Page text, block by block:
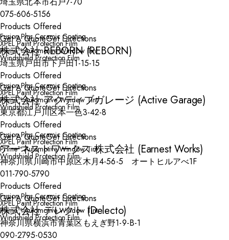
075-606-5156
Products Offered
Fusion Plus Ceramic Coating
XPEL Paint Protection Film
Prime™ Automotive Window Tint
Windshield Protection Film
Get A QuoteGet Directions
株式会社 REBORN (REBORN)
埼玉県戸田市下戸田1-15-15
Products Offered
Fusion Plus Ceramic Coating
XPEL Paint Protection Film
Prime™ Automotive Window Tint
Windshield Protection Film
Get A QuoteGet Directions
株式会社 アクティブガレージ (Active Garage)
東京都江戸川区本一色3-42-8
Products Offered
Fusion Plus Ceramic Coating
XPEL Paint Protection Film
Prime™ Automotive Window Tint
Windshield Protection Film
Get A QuoteGet Directions
アーネストワークス 株式会社 (Earnest Works)
神奈川県川崎市中原区木月4-56-5 オートヒルアべ1F
011-790-5790
Products Offered
Fusion Plus Ceramic Coating
XPEL Paint Protection Film
Prime™ Automotive Window Tint
Windshield Protection Film
Get A QuoteGet Directions
株式会社 デレクト (Delecto)
神奈川県横浜市青葉区もえぎ野1-9-B-1
090-2795-0530